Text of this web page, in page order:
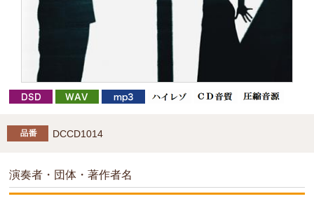
DCCD1014
演奏者・団体・著作者名